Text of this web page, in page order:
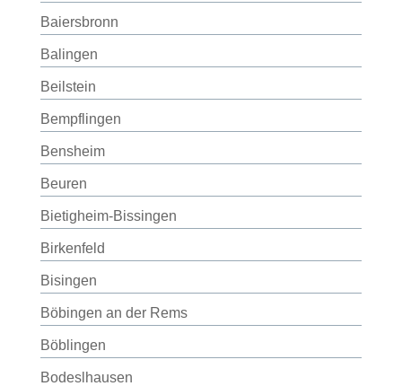
Baiersbronn
Balingen
Beilstein
Bempflingen
Bensheim
Beuren
Bietigheim-Bissingen
Birkenfeld
Bisingen
Böbingen an der Rems
Böblingen
Bodeslhausen